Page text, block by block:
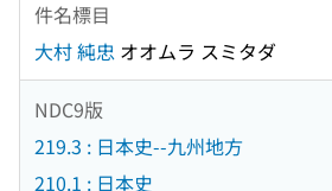
件名標目
大村 純忠 オオムラ スミタダ
NDC9版
219.3 : 日本史--九州地方
210.1 : 日本史